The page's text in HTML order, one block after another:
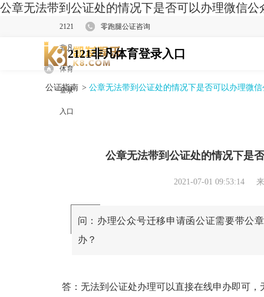
公章无法带到公证处的情况下是否可以办理微信
2121
非凡
体育
登录
入口
零跑腿公证咨询
2121非凡体育登录入口
公证指南 > 公章无法带到公证处的情况下是否可以办理微
公章无法带到公证处的情况下是
2021-07-01 09:53:14
问：办理公众号迁移申请函公证需要带公
办？
答：无法到公证处办理可以直接在线申办即可